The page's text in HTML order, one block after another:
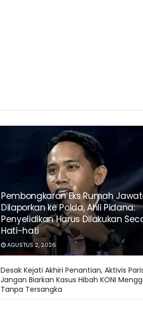
Pembongkaran Eks Rumah
Dilaporkan ke Polda, Ahli Pidana:
Penyelidikan Harus Dilakukan
Hati-hati
AGUSTUS 2, 2026
Desak Kejati Akhiri Penantian, Aktivis
Jangan Biarkan Kasus Hibah KONI
Tanpa Tersangka